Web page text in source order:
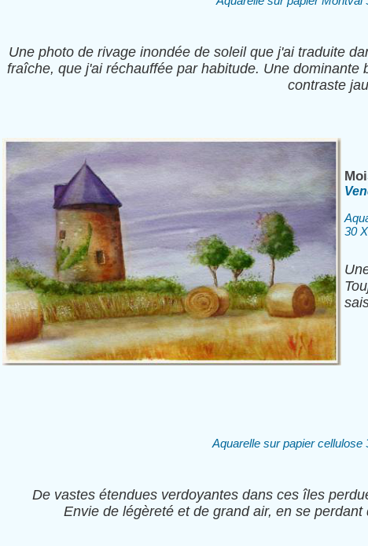
Une photo de rivage inondée de soleil que j'ai traduite
fraîche, que j'ai réchauffée par habitude. Une dominante
contraste
30
Aquarelle sur papier
De vastes étendues verdoyantes dans ces îles
Envie de légèreté et de grand air, en se